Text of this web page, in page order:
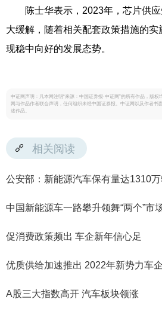
陈士华表示，2023年，芯片供应
大缓解，随着相关配套政策措施的实
现稳中向好的发展态势。
中证网声明：凡本网注明“来源：中国证券报·中证网”的所有作品，版
网与作品作者联合声明，任何组织未经中国证券报、中证网以及作者书
述作品。
相关阅读
公安部：新能源汽车保有量达1310
中国新能源车一路攀升领舞“两个”市
促消费政策频出 车企新年信心足
优质供给加速推出 2022年新势力车
A股三大指数高开 汽车板块领涨